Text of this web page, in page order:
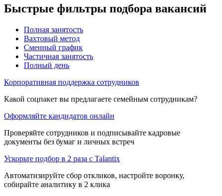
Быстрые фильтры подбора вакансий
Полная занятость
Вахтовый метод
Сменный график
Частичная занятость
Полный день
Корпоративная поддержка сотрудников
Какой соцпакет вы предлагаете семейным сотрудникам?
Оформляйте кандидатов онлайн
Проверяйте сотрудников и подписывайте кадровые
документы без бумаг и личных встреч
Ускорьте подбор в 2 раза с Talantix
Автоматизируйте сбор откликов, настройте воронку,
собирайте аналитику в 2 клика